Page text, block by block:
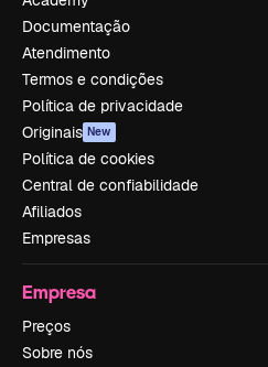
Documentação
Atendimento
Termos e condições
Política de privacidade
Originais New
Política de cookies
Central de confiabilidade
Afiliados
Empresas
Empresa
Preços
Sobre nós